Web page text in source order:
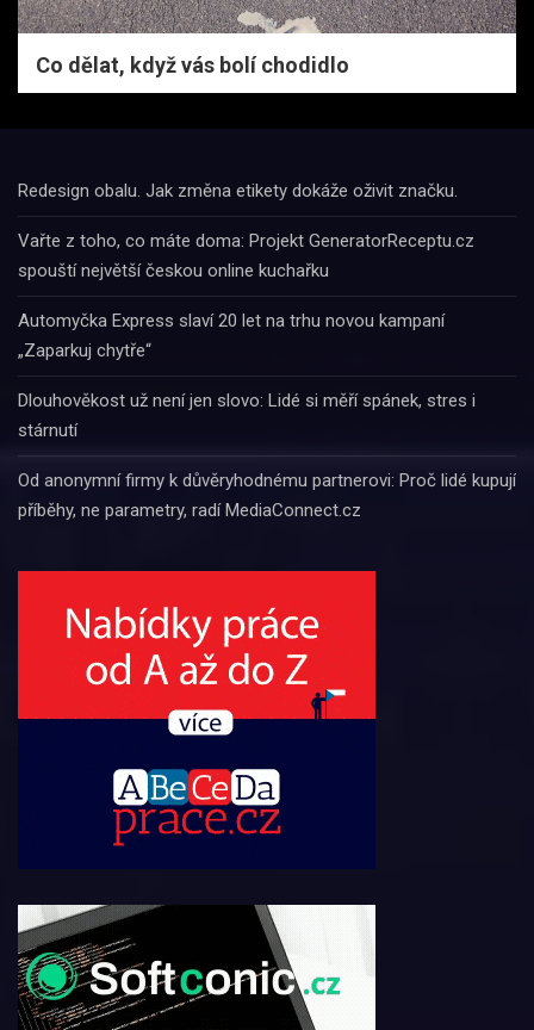
Co dělat, když vás bolí chodidlo
Redesign obalu. Jak změna etikety dokáže oživit značku.
Vařte z toho, co máte doma: Projekt GeneratorReceptu.cz
spouští největší českou online kuchařku
Automyčka Express slaví 20 let na trhu novou kampaní
„Zaparkuj chytře“
Dlouhověkost už není jen slovo: Lidé si měří spánek, stres i
stárnutí
Od anonymní firmy k důvěryhodnému partnerovi: Proč lidé kupují
příběhy, ne parametry, radí MediaConnect.cz